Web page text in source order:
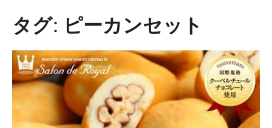
タグ: ピーカンセット